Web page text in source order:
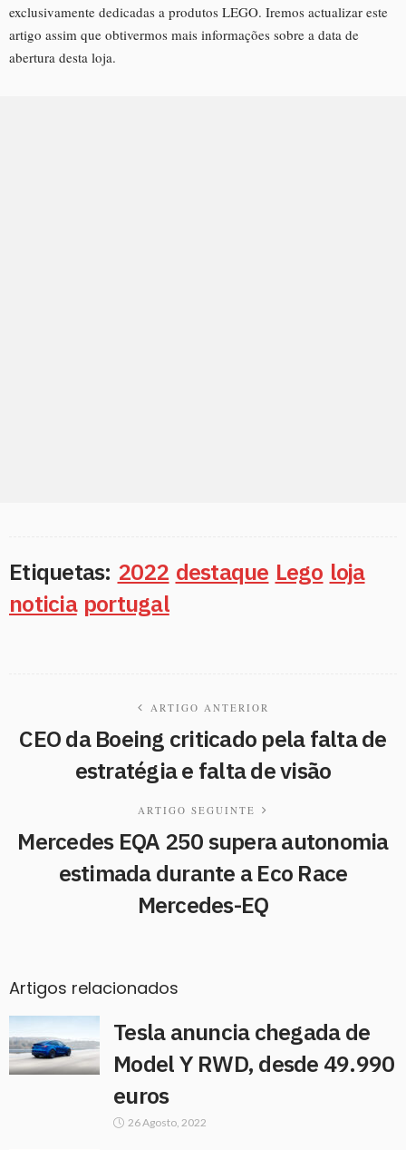
exclusivamente dedicadas a produtos LEGO. Iremos actualizar este
artigo assim que obtivermos mais informações sobre a data de
abertura desta loja.
Etiquetas: 2022 destaque Lego loja
noticia portugal
ARTIGO ANTERIOR
CEO da Boeing criticado pela falta de
estratégia e falta de visão
ARTIGO SEGUINTE
Mercedes EQA 250 supera autonomia
estimada durante a Eco Race
Mercedes-EQ
Artigos relacionados
Tesla anuncia chegada de
Model Y RWD, desde 49.990
euros
26 Agosto, 2022